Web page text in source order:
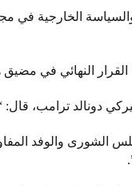
الخارجية في
النهائي في مضيق
دونالد ترامب، قال:
والوفد المفاوض